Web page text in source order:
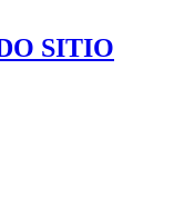
SITIO